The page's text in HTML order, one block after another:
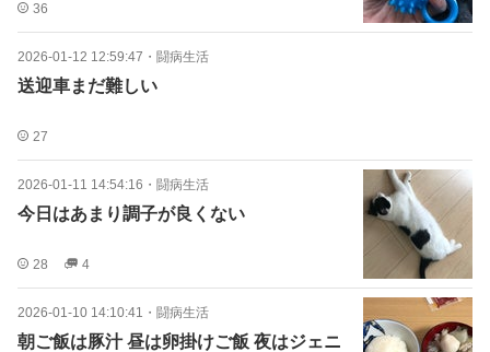
36
2026-01-12 12:59:47 ・ 闘病生活
送迎車まだ難しい
27
2026-01-11 14:54:16 ・ 闘病生活
今日はあまり調子が良くない
28 4
2026-01-10 14:10:41 ・ 闘病生活
朝ご飯は豚汁 昼は卵掛けご飯 夜はジェニ